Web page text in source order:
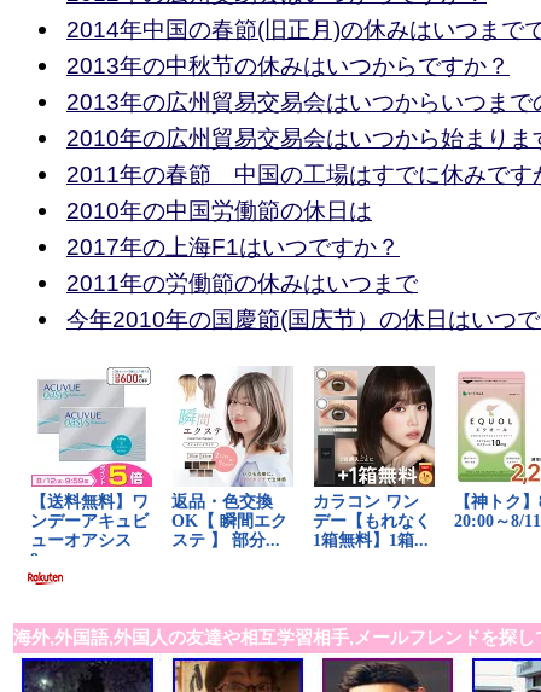
2014年中国の春節(旧正月)の休みはいつまで
2013年の中秋节の休みはいつからですか？
2013年の広州貿易交易会はいつからいつまで
2010年の広州貿易交易会はいつから始まりま
2011年の春節 中国の工場はすでに休みです
2010年の中国労働節の休日は
2017年の上海F1はいつですか？
2011年の労働節の休みはいつまで
今年2010年の国慶節(国庆节）の休日はいつ
海外,外国語,外国人の友達や相互学習相手,メールフレンドを探し